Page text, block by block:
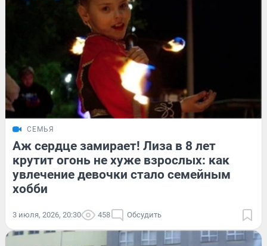
СЕМЬЯ
Аж сердце замирает! Лиза в 8 лет
крутит огонь не хуже взрослых: как
увлечение девочки стало семейным
хобби
3 июля, 2026, 20:30 458 Обсудить